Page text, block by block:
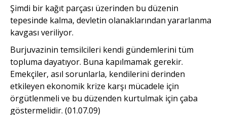
Şimdi bir kağıt parçası üzerinden bu düzenin
tepesinde kalma, devletin olanaklarından yararlanma
kavgası veriliyor.
Burjuvazinin temsilcileri kendi gündemlerini tüm
topluma dayatıyor. Buna kapılmamak gerekir.
Emekçiler, asıl sorunlarla, kendilerini derinden
etkileyen ekonomik krize karşı mücadele için
örgütlenmeli ve bu düzenden kurtulmak için çaba
göstermelidir. (01.07.09)